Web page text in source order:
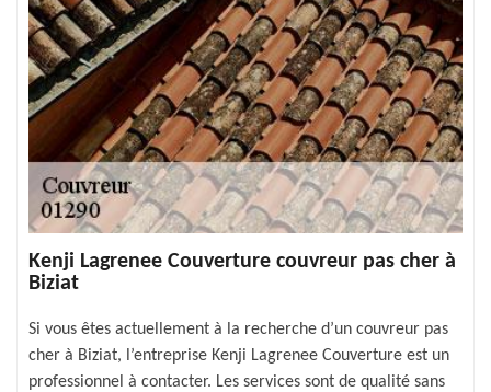
Kenji Lagrenee Couverture couvreur pas cher à
Biziat
Si vous êtes actuellement à la recherche d’un couvreur pas
cher à Biziat, l’entreprise Kenji Lagrenee Couverture est un
professionnel à contacter. Les services sont de qualité sans